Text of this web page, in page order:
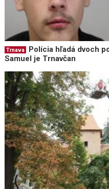
Trnava
Polícia hľadá dvoch
Samuel je Trnavčan